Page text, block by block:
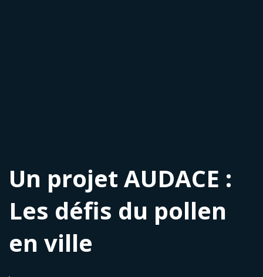
Un projet AUDACE :
Les défis du pollen
en ville